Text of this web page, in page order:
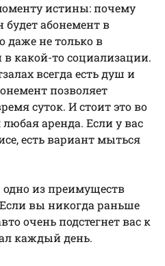
истины: почему
будет абонемент в
даже не только в
какой-то социализации.
всегда есть душ и
позволяет
суток. И стоит это во
аренда. Если у вас
есть вариант мыться
одно из преимуществ
вы никогда раньше
очень подстегнет вас к
каждый день.